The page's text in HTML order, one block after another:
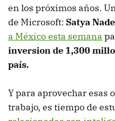
en los próximos años.
de Microsoft: Satya
a México esta semana
inversion de 1,300
país.
Y para aprovechar esas
trabajo, es tiempo de